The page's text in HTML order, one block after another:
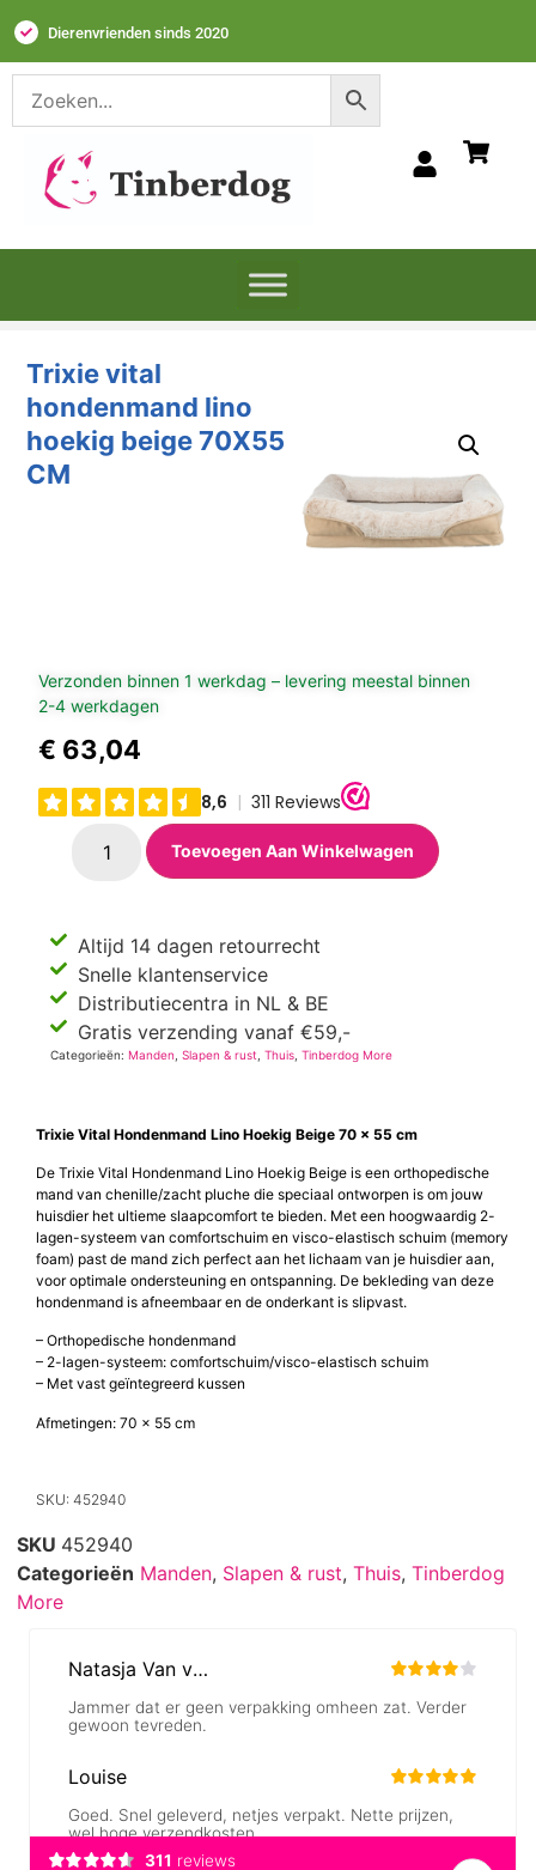
Dierenvrienden sinds 2020
Trixie vital
hondenmand lino
hoekig beige 70X55
CM
Verzonden binnen 1 werkdag – levering meestal binnen
2-4 werkdagen
€ 63,04
Toevoegen Aan Winkelwagen
Altijd 14 dagen retourrecht
Snelle klantenservice
Distributiecentra in NL & BE
Gratis verzending vanaf €59,-
Categorieën:Manden ,Slapen & rust ,Thuis ,Tinberdog More
Trixie Vital Hondenmand Lino Hoekig Beige 70 x 55 cm
De Trixie Vital Hondenmand Lino Hoekig Beige is een orthopedische
mand van chenille/zacht pluche die speciaal ontworpen is om jouw
huisdier het ultieme slaapcomfort te bieden. Met een hoogwaardig 2-
lagen-systeem van comfortschuim en visco-elastisch schuim (memory
foam) past de mand zich perfect aan het lichaam van je huisdier aan,
voor optimale ondersteuning en ontspanning. De bekleding van deze
hondenmand is afneembaar en de onderkant is slipvast.
– Orthopedische hondenmand
– 2-lagen-systeem: comfortschuim/visco-elastisch schuim
– Met vast geïntegreerd kussen
Afmetingen: 70 x 55 cm
SKU: 452940
SKU 452940
Categorieën Manden, Slapen & rust, Thuis, Tinberdog
More